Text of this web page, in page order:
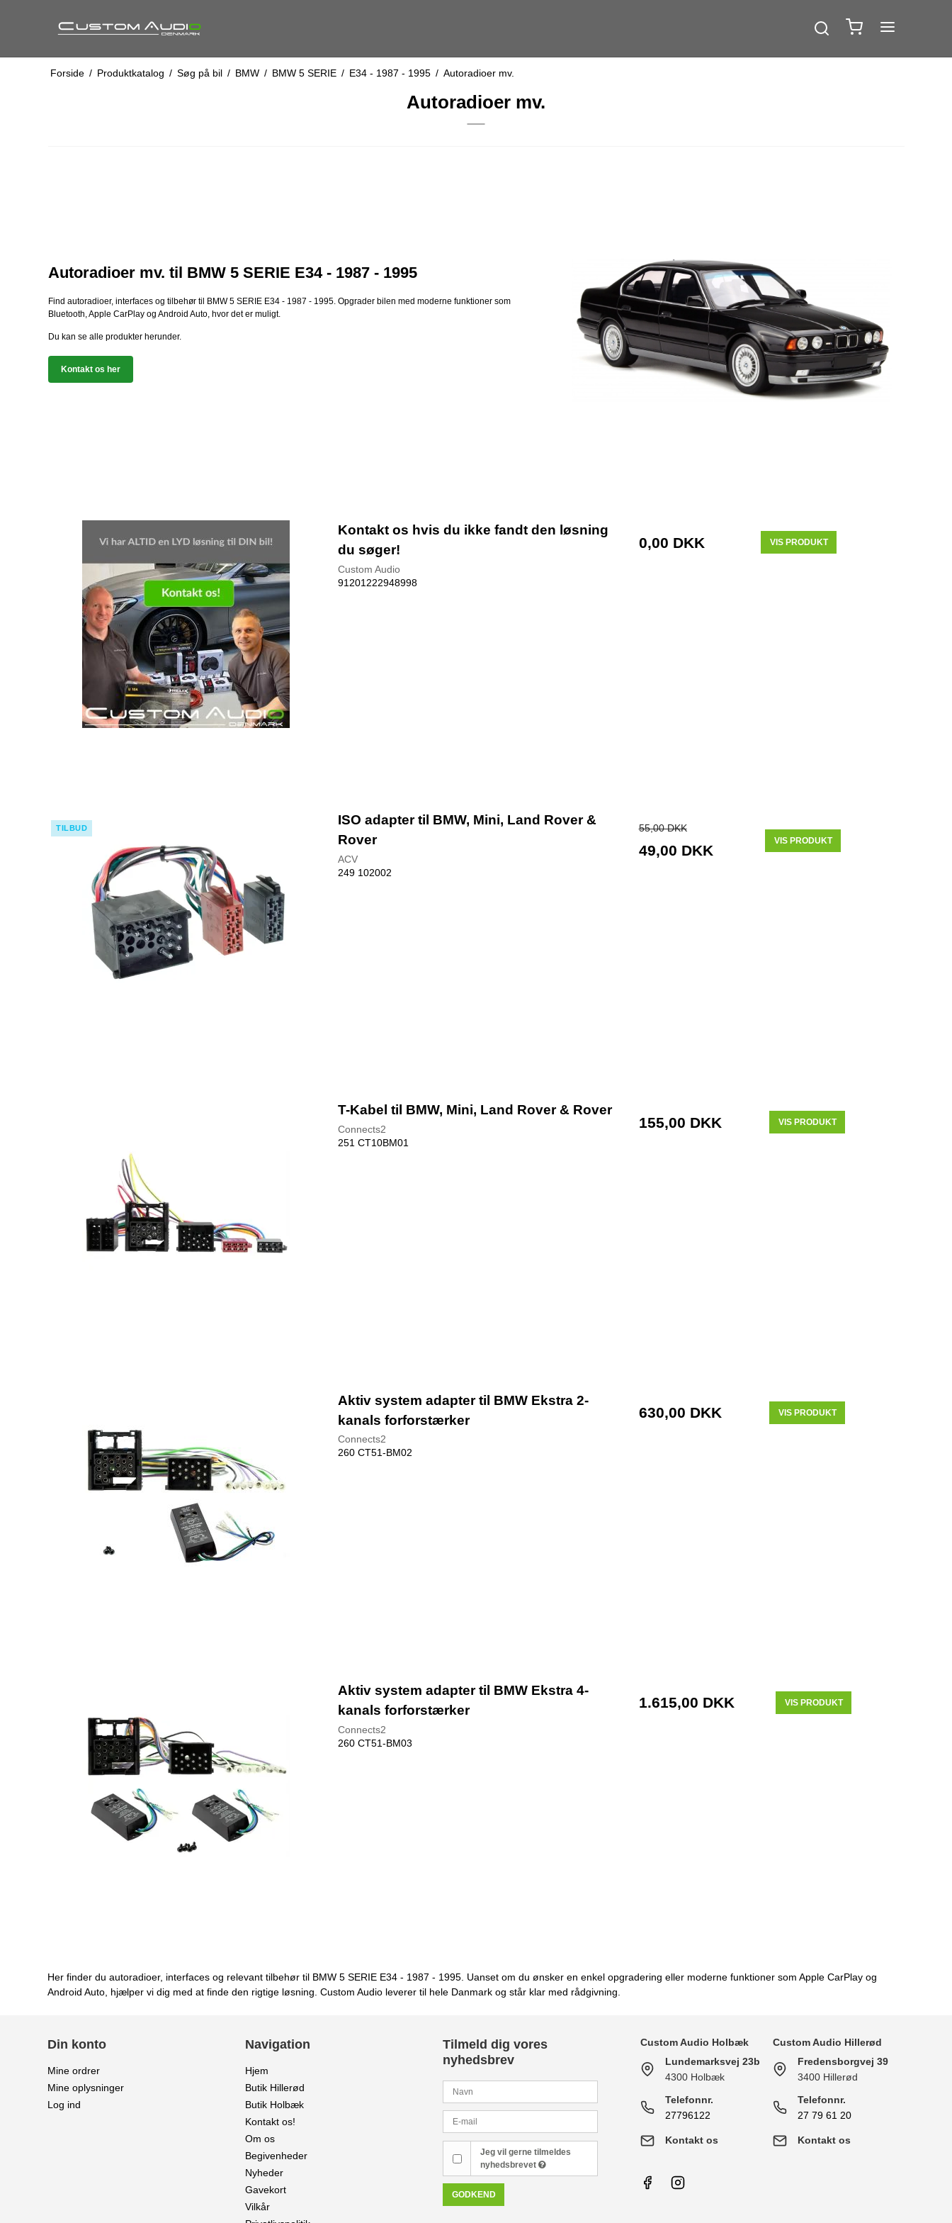
Forside / Produktkatalog / Søg på bil / BMW / BMW 5 SERIE / E34 - 1987 - 1995 / Autoradioer mv.
Autoradioer mv.
Autoradioer mv. til BMW 5 SERIE E34 - 1987 - 1995
Find autoradioer, interfaces og tilbehør til BMW 5 SERIE E34 - 1987 - 1995. Opgrader bilen med moderne funktioner som
Bluetooth, Apple CarPlay og Android Auto, hvor det er muligt.
Du kan se alle produkter herunder.
Kontakt os her
Kontakt os hvis du ikke fandt den løsning
du søger!
Custom Audio
91201222948998
0,00 DKK VIS PRODUKT
TILBUD
ISO adapter til BMW, Mini, Land Rover &
Rover
ACV
249 102002
55,00 DKK
49,00 DKK
VIS PRODUKT
T-Kabel til BMW, Mini, Land Rover & Rover
Connects2
251 CT10BM01
155,00 DKK VIS PRODUKT
Aktiv system adapter til BMW Ekstra 2-
kanals forforstærker
Connects2
260 CT51-BM02
630,00 DKK VIS PRODUKT
Aktiv system adapter til BMW Ekstra 4-
kanals forforstærker
Connects2
260 CT51-BM03
1.615,00 DKK VIS PRODUKT
Her finder du autoradioer, interfaces og relevant tilbehør til BMW 5 SERIE E34 - 1987 - 1995. Uanset om du ønsker en enkel opgradering eller moderne funktioner som Apple CarPlay og
Android Auto, hjælper vi dig med at finde den rigtige løsning. Custom Audio leverer til hele Danmark og står klar med rådgivning.
Din konto
Mine ordrer
Mine oplysninger
Log ind
Navigation
Hjem
Butik Hillerød
Butik Holbæk
Kontakt os!
Om os
Begivenheder
Nyheder
Gavekort
Vilkår
Tilmeld dig vores
nyhedsbrev
Jeg vil gerne tilmeldes
nyhedsbrevet
GODKEND
Custom Audio Holbæk
Lundemarksvej 23b
4300 Holbæk
Telefonnr.
27796122
Kontakt os
Custom Audio Hillerød
Fredensborgvej 39
3400 Hillerød
Telefonnr.
27 79 61 20
Kontakt os